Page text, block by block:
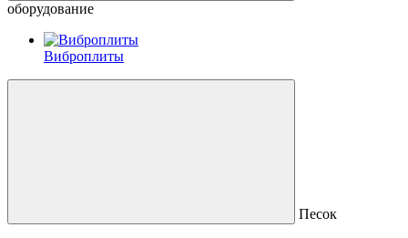
оборудование
Виброплиты
Песок